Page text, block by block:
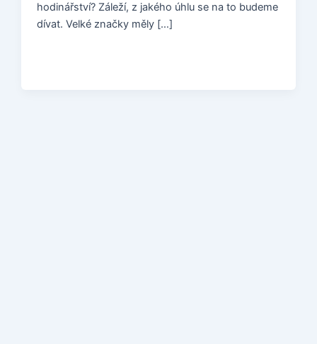
hodinářství? Záleží, z jakého úhlu se na to budeme
dívat. Velké značky měly […]